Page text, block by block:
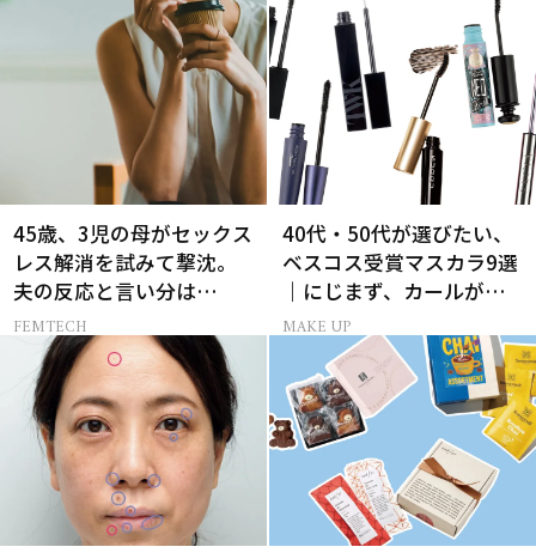
45歳、3児の母がセックス
レス解消を試みて撃沈。
夫の反応と言い分は…
FEMTECH
40代・50代が選びたい、
ベスコス受賞マスカラ9選
｜にじまず、カールが続
く名品
MAKE UP